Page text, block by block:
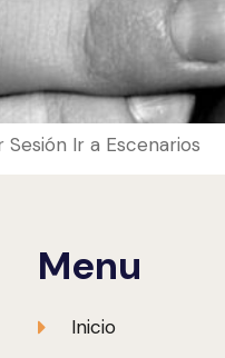
Sesión Ir a Escenarios
Menu
Inicio